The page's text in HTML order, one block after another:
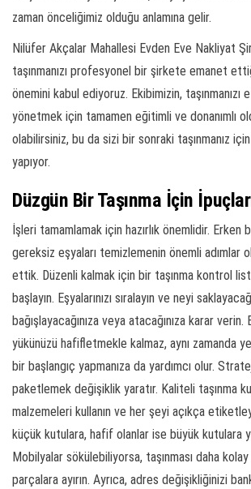
zaman önceliğimiz olduğu anlamına gelir.
Nilüfer Akçalar Mahallesi Evden Eve Nakliyat
taşınmanızı profesyonel bir şirkete emanet
önemini kabul ediyoruz. Ekibimizin, taşınmanızı
yönetmek için tamamen eğitimli ve donanımlı
olabilirsiniz, bu da sizi bir sonraki taşınmanız
yapıyor.
Düzgün Bir Taşınma İçin
İşleri tamamlamak için hazırlık önemlidir. Erken
gereksiz eşyaları temizlemenin önemli adımlar
ettik. Düzenli kalmak için bir taşınma kontrol
başlayın. Eşyalarınızı sıralayın ve neyi
bağışlayacağınıza veya atacağınıza karar
yükünüzü hafifletmekle kalmaz, aynı zamanda
bir başlangıç yapmanıza da yardımcı olur.
paketlemek değişiklik yaratır. Kaliteli taşınma
malzemeleri kullanın ve her şeyi açıkça
küçük kutulara, hafif olanlar ise büyük kutulara
Mobilyalar sökülebiliyorsa, taşınması daha kolay
parçalara ayırın. Ayrıca, adres değişikliğinizi